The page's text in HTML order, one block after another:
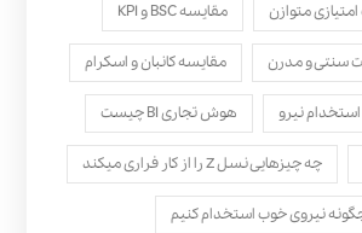
امتیازی متوازن مقایسه BSC و KPI
سنتی و مدرن مقایسه کانبان و اسکرام
نیرو هوش تجاری BI چیست
چه چیزهایی نسل Z را از کار فراری میکند
نیروی خوب استخدام کنیم